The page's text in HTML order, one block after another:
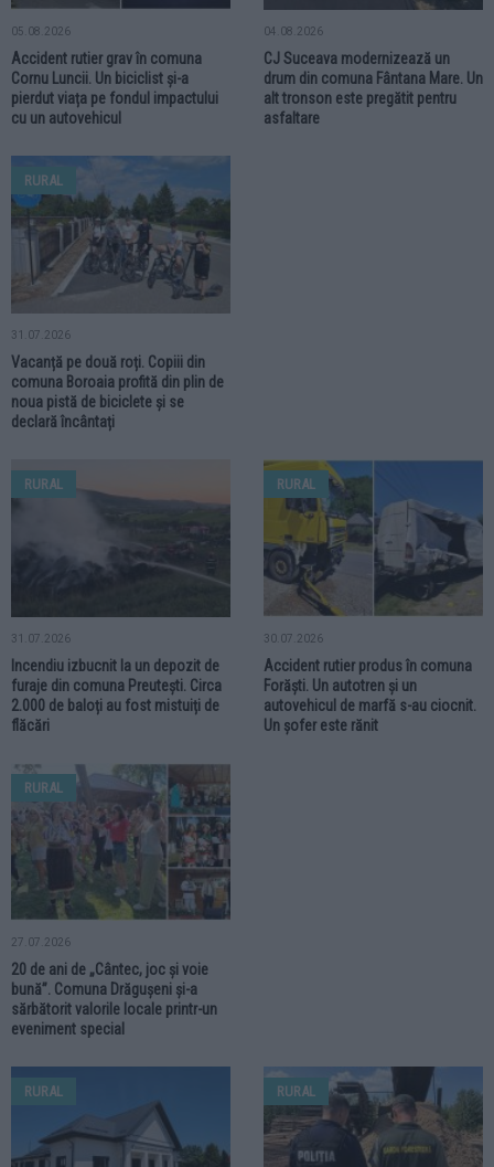
05.08.2026
Accident rutier grav în comuna
Cornu Luncii. Un biciclist și-a
pierdut viața pe fondul impactului
cu un autovehicul
04.08.2026
CJ Suceava modernizează un
drum din comuna Fântana Mare. Un
alt tronson este pregătit pentru
asfaltare
RURAL
31.07.2026
Vacanță pe două roți. Copiii din
comuna Boroaia profită din plin de
noua pistă de biciclete și se
declară încântați
RURAL
31.07.2026
Incendiu izbucnit la un depozit de
furaje din comuna Preutești. Circa
2.000 de baloți au fost mistuiți de
flăcări
RURAL
30.07.2026
Accident rutier produs în comuna
Forăști. Un autotren și un
autovehicul de marfă s-au ciocnit.
Un șofer este rănit
RURAL
27.07.2026
20 de ani de „Cântec, joc și voie
bună”. Comuna Drăgușeni și-a
sărbătorit valorile locale printr-un
eveniment special
RURAL RURAL